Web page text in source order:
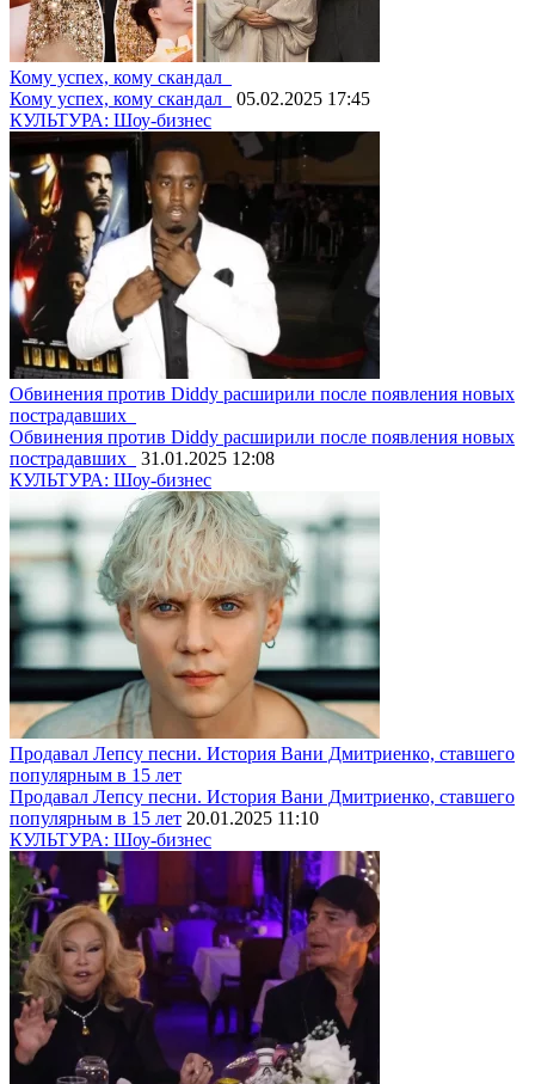
Кому успех, кому скандал
Кому успех, кому скандал
05.02.2025 17:45
КУЛЬТУРА: Шоу-бизнес
Обвинения против Diddy расширили после появления новых
пострадавших
Обвинения против Diddy расширили после появления новых
пострадавших
31.01.2025 12:08
КУЛЬТУРА: Шоу-бизнес
Продавал Лепсу песни. История Вани Дмитриенко, ставшего
популярным в 15 лет
Продавал Лепсу песни. История Вани Дмитриенко, ставшего
популярным в 15 лет 20.01.2025 11:10
КУЛЬТУРА: Шоу-бизнес